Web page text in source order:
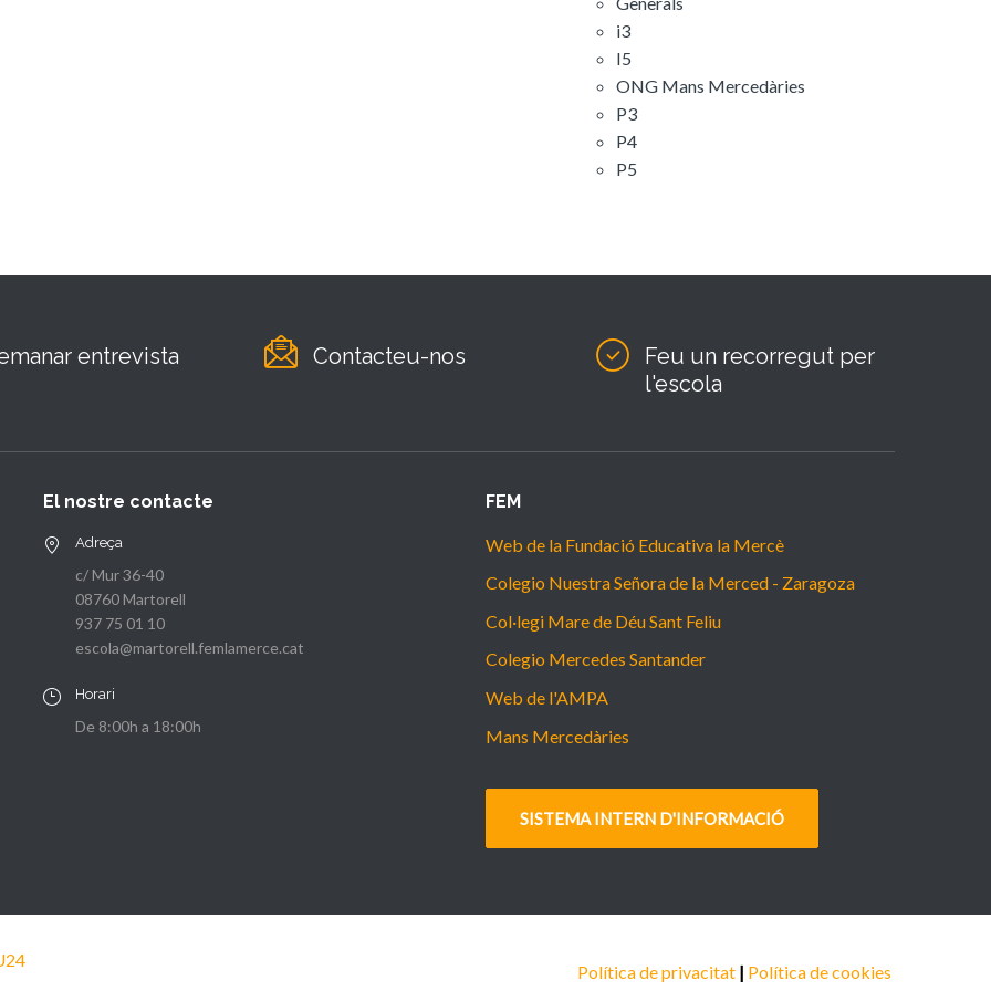
i3
I5
ONG Mans Mercedàries
P3
P4
P5
entrevista Contacteu-nos
Feu un recorregut per
l'escola
El nostre contacte
Adreça
c/ Mur 36-40
08760 Martorell
937 75 01 10
escola@martorell.femlamerce.cat
Horari
De 8:00h a 18:00h
FEM
Web de la Fundació Educativa la Mercè
Colegio Nuestra Señora de la Merced - Zaragoza
Col·legi Mare de Déu Sant Feliu
Colegio Mercedes Santander
Web de l'AMPA
Mans Mercedàries
SISTEMA INTERN D'INFORMACIÓ
Política de privacitat | Política de cookies